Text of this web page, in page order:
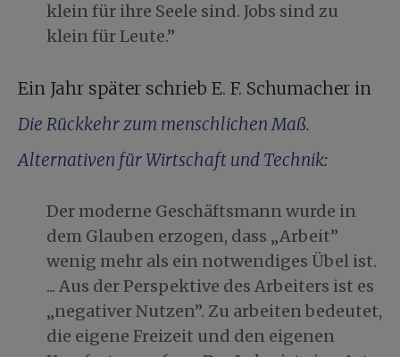
klein für ihre Seele sind. Jobs sind zu
klein für Leute.”
Ein Jahr später schrieb E. F. Schumacher in
Die Rückkehr zum menschlichen Maß.
Alternativen für Wirtschaft und Technik:
Der moderne Geschäftsmann wurde in
dem Glauben erzogen, dass „Arbeit”
wenig mehr als ein notwendiges Übel ist.
... Aus der Perspektive des Arbeiters ist es
„negativer Nutzen”. Zu arbeiten bedeutet,
die eigene Freizeit und den eigenen